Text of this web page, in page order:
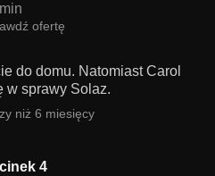
ofertę
do domu. Natomiast Carol
w sprawy Solaz.
niż 6 miesięcy
4